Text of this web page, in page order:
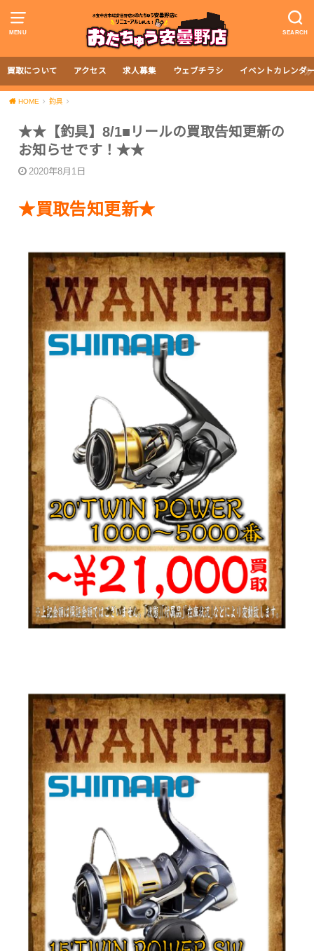
MENU SEARCH
買取について アクセス 求人募集 ウェブチラシ イベントカレンダ
HOME 釣具
★★【釣具】8/1■リールの買取告知更新の
お知らせです！★★
2020年8月1日
★買取告知更新★